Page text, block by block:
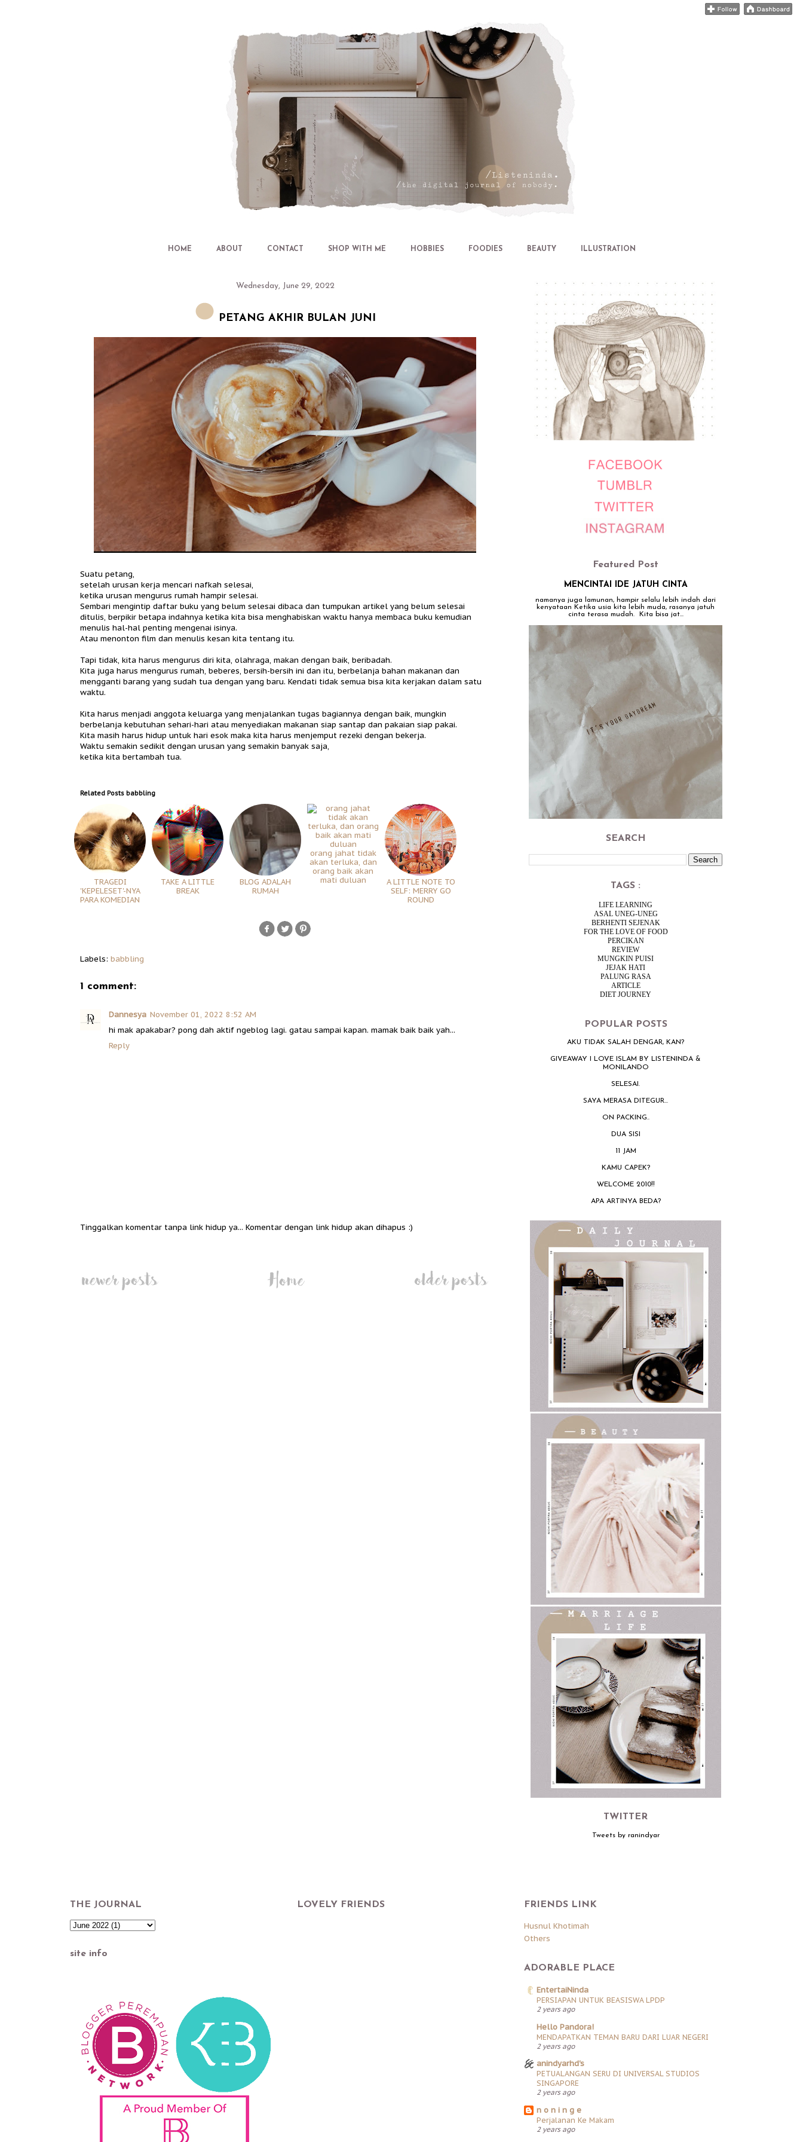
HOME ABOUT CONTACT SHOP WITH ME HOBBIES FOODIES BEAUTY ILLUSTRATION
Wednesday, June 29, 2022
PETANG AKHIR BULAN JUNI
Suatu petang,
setelah urusan kerja mencari nafkah selesai,
ketika urusan mengurus rumah hampir selesai.
Sembari mengintip daftar buku yang belum selesai dibaca dan tumpukan artikel yang belum selesai
ditulis, berpikir betapa indahnya ketika kita bisa menghabiskan waktu hanya membaca buku kemudian
menulis hal-hal penting mengenai isinya.
Atau menonton film dan menulis kesan kita tentang itu.
Tapi tidak, kita harus mengurus diri kita, olahraga, makan dengan baik, beribadah.
Kita juga harus mengurus rumah, beberes, bersih-bersih ini dan itu, berbelanja bahan makanan dan
mengganti barang yang sudah tua dengan yang baru. Kendati tidak semua bisa kita kerjakan dalam satu
waktu.
Kita harus menjadi anggota keluarga yang menjalankan tugas bagiannya dengan baik, mungkin
berbelanja kebutuhan sehari-hari atau menyediakan makanan siap santap dan pakaian siap pakai.
Kita masih harus hidup untuk hari esok maka kita harus menjemput rezeki dengan bekerja.
Waktu semakin sedikit dengan urusan yang semakin banyak saja,
ketika kita bertambah tua.
Related Posts babbling
TRAGEDI
'KEPELESET'-NYA
PARA KOMEDIAN
TAKE A LITTLE
BREAK
BLOG ADALAH
RUMAH
orang jahat tidak
akan terluka, dan
orang baik akan
mati duluan
A LITTLE NOTE TO
SELF: MERRY GO
ROUND
Labels: babbling
1 comment:
Dannesya November 01, 2022 8:52 AM
hi mak apakabar? pong dah aktif ngeblog lagi. gatau sampai kapan. mamak baik baik yah...
Reply
Tinggalkan komentar tanpa link hidup ya... Komentar dengan link hidup akan dihapus :)
Featured Post
MENCINTAI IDE JATUH CINTA
namanya juga lamunan, hampir selalu lebih indah dari
kenyataan Ketika usia kita lebih muda, rasanya jatuh
cinta terasa mudah. Kita bisa jat...
SEARCH
TAGS :
LIFE LEARNING
ASAL UNEG-UNEG
BERHENTI SEJENAK
FOR THE LOVE OF FOOD
PERCIKAN
REVIEW
MUNGKIN PUISI
JEJAK HATI
PALUNG RASA
ARTICLE
DIET JOURNEY
POPULAR POSTS
AKU TIDAK SALAH DENGAR, KAN?
GIVEAWAY I LOVE ISLAM BY LISTENINDA &
MONILANDO
SELESAI.
SAYA MERASA DITEGUR...
ON PACKING..
DUA SISI
11 JAM
KAMU CAPEK?
WELCOME 2010!!
APA ARTINYA BEDA?
TWITTER
Tweets by ranindyar
THE JOURNAL
site info
LOVELY FRIENDS FRIENDS LINK
Husnul Khotimah
Others
ADORABLE PLACE
EntertaiNinda
PERSIAPAN UNTUK BEASISWA LPDP
2 years ago
Hello Pandora!
MENDAPATKAN TEMAN BARU DARI LUAR NEGERI
2 years ago
anindyarhd's
PETUALANGAN SERU DI UNIVERSAL STUDIOS
SINGAPORE
2 years ago
n o n i n g e
Perjalanan Ke Makam
2 years ago